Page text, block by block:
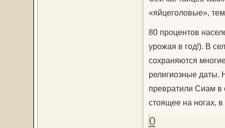
«яйцеголовые»,
80 процентов
урожая в год!). В
сохраняются
религиозные даты.
превратили Сиам в
стоящее на ногах,
0